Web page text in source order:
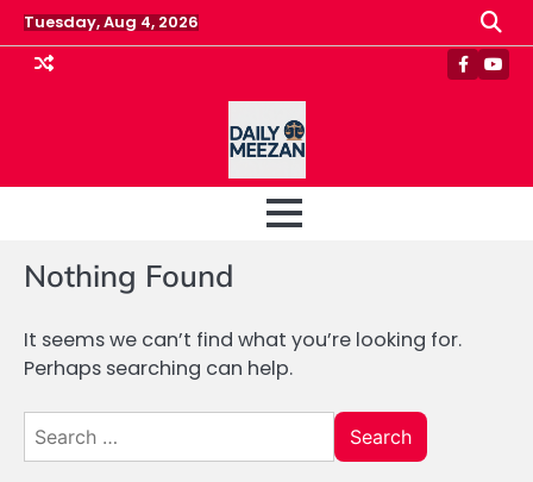
Skip
to
content
Tuesday, Aug 4, 2026
Nothing Found
It seems we can’t find what you’re looking for.
Perhaps searching can help.
Search
for: